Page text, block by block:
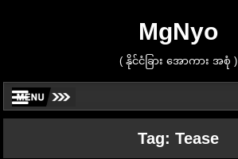
MgNyo
( နိုင်ငံခြား အောကား အစုံ )
Tag: Tease